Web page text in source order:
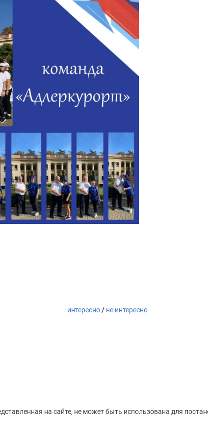
интересно / не интересно
на сайте, не может быть использована для